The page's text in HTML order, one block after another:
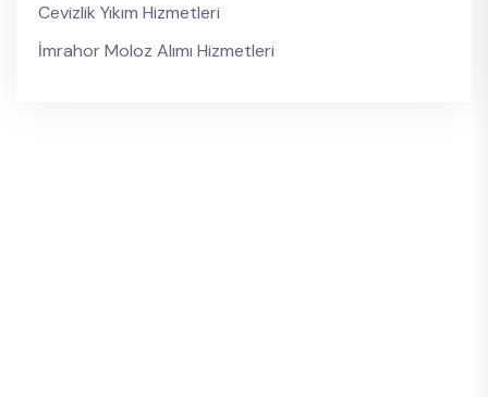
Cevizlik Yıkım Hizmetleri
İmrahor Moloz Alımı Hizmetleri